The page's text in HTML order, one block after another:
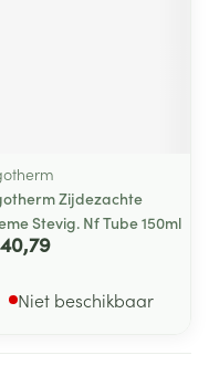
Zijdezachte
Stevig. Nf Tube 150ml
Niet beschikbaar